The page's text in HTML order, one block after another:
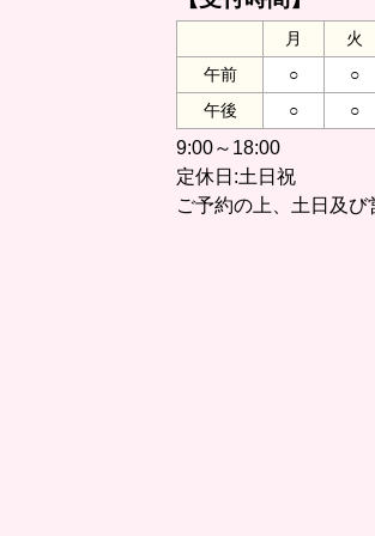
月 火
午前
○ ○
午後
○ ○
9:00～18:00
定休日:土日祝
ご予約の上、土日及